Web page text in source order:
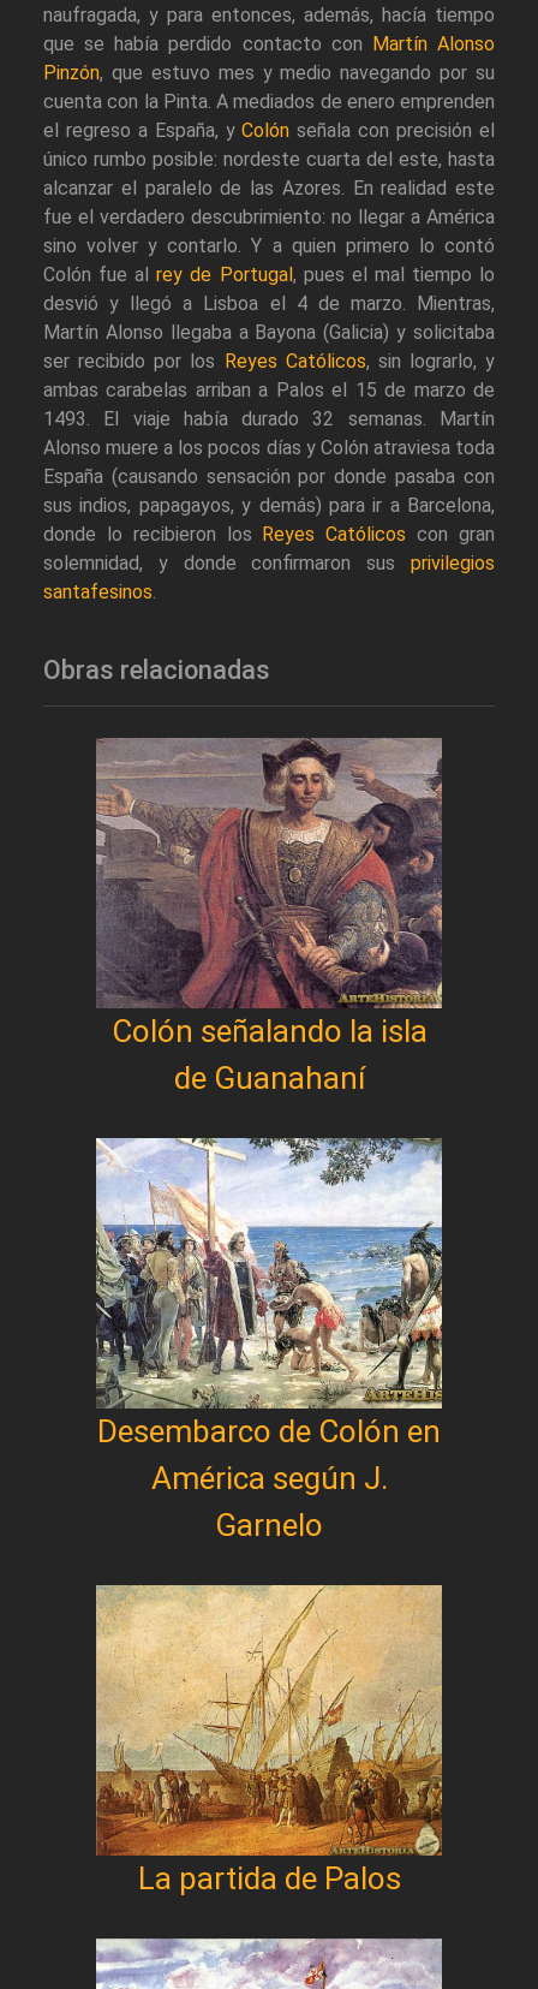
naufragada, y para entonces, además, hacía tiempo
que se había perdido contacto con
Martín Alonso
Pinzón, que estuvo mes y medio navegando por su
cuenta con la Pinta. A mediados de enero emprenden
el regreso a España, yColón señala con precisión el
único rumbo posible: nordeste cuarta del este, hasta
alcanzar el paralelo de las Azores. En realidad este
fue el verdadero descubrimiento: no llegar a América
sino volver y contarlo. Y a quien primero lo contó
Colón fue alrey de Portugal , pues el mal tiempo lo
desvió y llegó a Lisboa el 4 de marzo. Mientras,
Martín Alonso llegaba a Bayona (Galicia) y solicitaba
ser recibido por los
Reyes Católicos, sin lograrlo, y
ambas carabelas arriban a Palos el 15 de marzo de
1493. El viaje había durado 32 semanas. Martín
Alonso muere a los pocos días y Colón atraviesa toda
España (causando sensación por donde pasaba con
sus indios, papagayos, y demás) para ir a Barcelona,
donde lo recibieron los
Reyes Católicos con gran
solemnidad, y donde confirmaron sus privilegios
santafesinos.
Obras relacionadas
Colón señalando la isla
de Guanahaní
Desembarco de Colón en
América según J.
Garnelo
La partida de Palos